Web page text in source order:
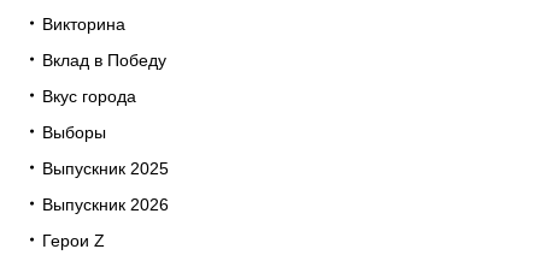
Викторина
Вклад в Победу
Вкус города
Выборы
Выпускник 2025
Выпускник 2026
Герои Z